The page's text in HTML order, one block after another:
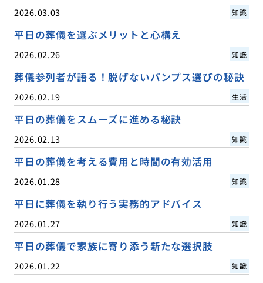
2026.03.03 知識
平日の葬儀を選ぶメリットと心構え
2026.02.26 知識
葬儀参列者が語る！脱げないパンプス選びの秘訣
2026.02.19 生活
平日の葬儀をスムーズに進める秘訣
2026.02.13 知識
平日の葬儀を考える費用と時間の有効活用
2026.01.28 知識
平日に葬儀を執り行う実務的アドバイス
2026.01.27 知識
平日の葬儀で家族に寄り添う新たな選択肢
2026.01.22 知識